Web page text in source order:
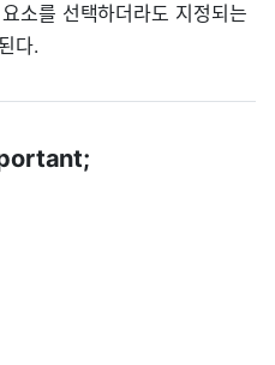
소를 선택하더라도 지정되는
다.